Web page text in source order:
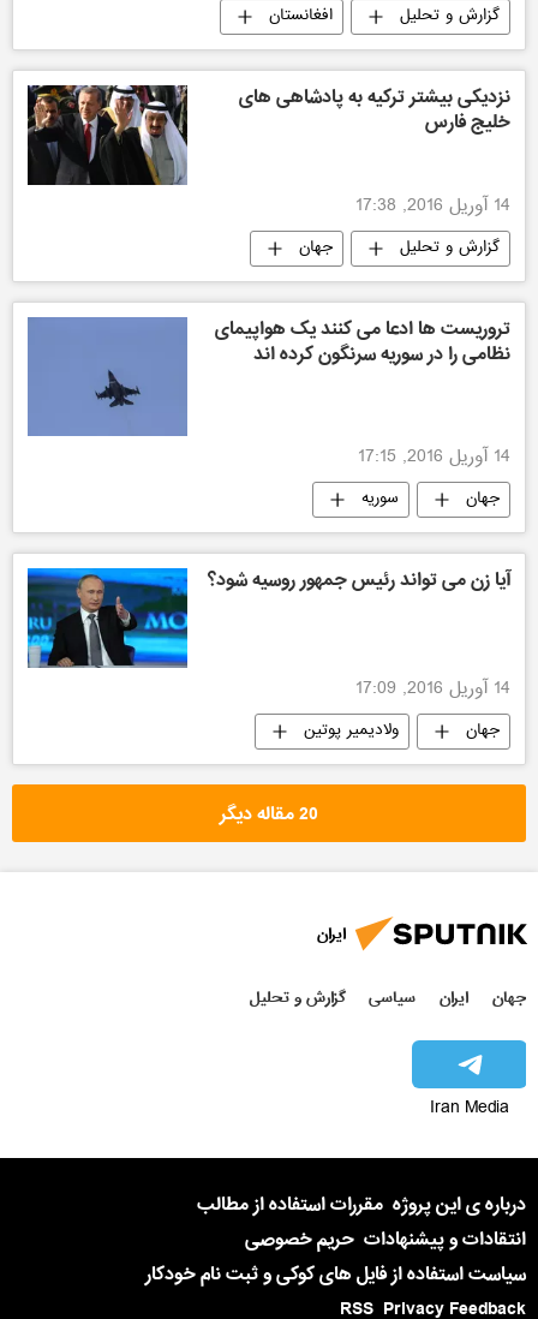
گزارش و تحلیل
افغانستان
تاجیکستان
داعش
نزدیکی بیشتر ترکیه به پادشاهی های
خلیج فارس
14 آوریل 2016, 17:38
گزارش و تحلیل جهان
تروریست ها ادعا می کنند یک هواپیمای
نظامی را در سوریه سرنگون کرده اند
14 آوریل 2016, 17:15
جهان سوریه
آیا زن می تواند رئیس جمهور روسیه شود؟
14 آوریل 2016, 17:09
جهان ولادیمیر پوتین
20 مقاله دیگر
ایران
جهان ایران سیاسی گزارش و تحلیل
Iran Media
درباره ی این پروژه مقررات استفاده از مطالب
انتقادات و پیشنهادات حریم خصوصی
سیاست استفاده از فایل های کوکی و ثبت نام خودکار
Privacy Feedback
RSS